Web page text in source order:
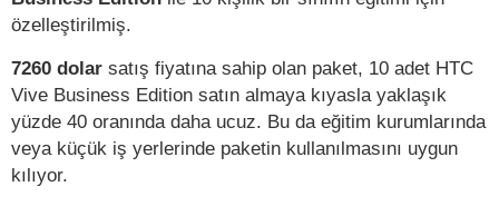
özelleştirilmiş.
7260 dolar satış fiyatına sahip olan paket, 10 adet HTC
Vive Business Edition satın almaya kıyasla yaklaşık
yüzde 40 oranında daha ucuz. Bu da eğitim kurumlarında
veya küçük iş yerlerinde paketin kullanılmasını uygun
kılıyor.